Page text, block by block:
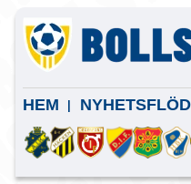
HEM